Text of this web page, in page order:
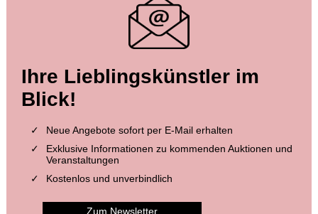
J. GOTTFRIED
Newe Archontologia cosmica. 1638., 1638
Ergebnis:€ 9.600
Ihre Lieblingskünstler im
Blick!
Neue Angebote sofort per E-Mail erhalten
Exklusive Informationen zu kommenden Auktionen und
Veranstaltungen
Kostenlos und unverbindlich
Zum Newsletter